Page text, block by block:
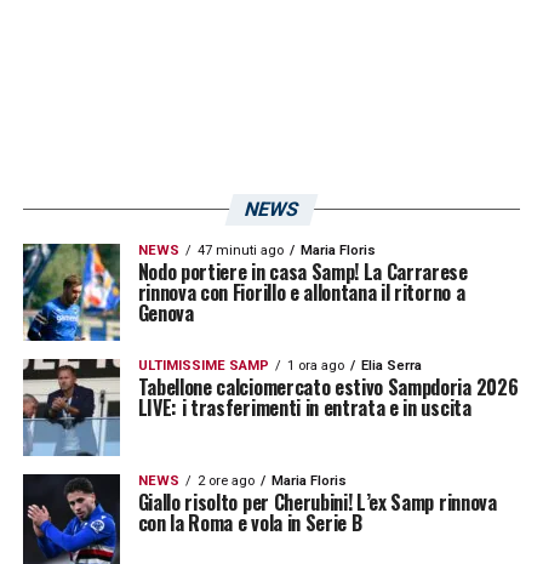
NEWS
NEWS 47 minuti ago Maria Floris
Nodo portiere in casa Samp! La Carrarese
rinnova con Fiorillo e allontana il ritorno a
Genova
ULTIMISSIME SAMP 1 ora ago Elia Serra
Tabellone calciomercato estivo Sampdoria 2026
LIVE: i trasferimenti in entrata e in uscita
NEWS 2 ore ago Maria Floris
Giallo risolto per Cherubini! L’ex Samp rinnova
con la Roma e vola in Serie B